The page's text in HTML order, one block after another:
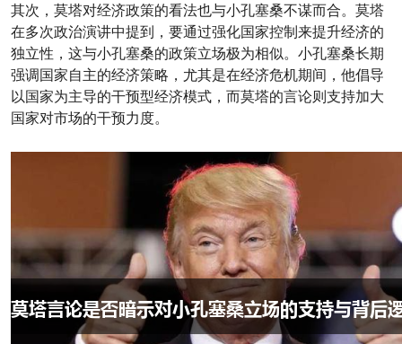
其次，莫塔对经济政策的看法也与小孔塞桑不谋而合。莫塔
在多次政治演讲中提到，要通过强化国家控制来提升经济的
独立性，这与小孔塞桑的政策立场极为相似。小孔塞桑长期
强调国家自主的经济策略，尤其是在经济危机期间，他倡导
以国家为主导的干预型经济模式，而莫塔的言论则支持加大
国家对市场的干预力度。